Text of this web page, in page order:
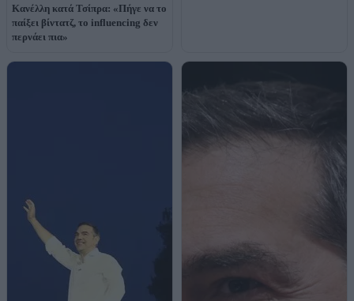
Κανέλλη κατά Τσίπρα: «Πήγε να το
παίξει βίντατζ, το influencing δεν
περνάει πια»